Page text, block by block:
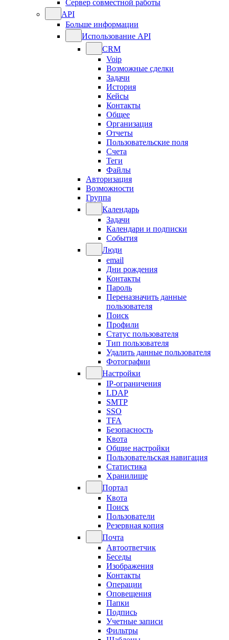
Сервер совместной работы
API
Больше информации
Использование API
CRM
Voip
Возможные сделки
Задачи
История
Кейсы
Контакты
Общее
Организация
Отчеты
Пользовательские поля
Счета
Теги
Файлы
Авторизация
Возможности
Группа
Календарь
Задачи
Календари и подписки
События
Люди
email
Дни рождения
Контакты
Пароль
Переназначить данные
пользователя
Поиск
Профили
Статус пользователя
Тип пользователя
Удалить данные пользователя
Фотографии
Настройки
IP-ограничения
LDAP
SMTP
SSO
TFA
Безопасность
Квота
Общие настройки
Пользовательская навигация
Статистика
Хранилище
Портал
Квота
Поиск
Пользователи
Резервная копия
Почта
Автоответчик
Беседы
Изображения
Контакты
Операции
Оповещения
Папки
Подпись
Учетные записи
Фильтры